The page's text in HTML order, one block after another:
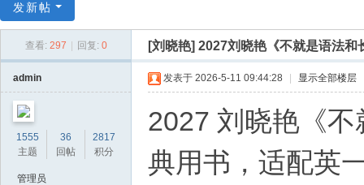
研
发新帖
查看: 297 回复: 0 [刘晓艳] 2027刘晓艳《不就是语法和
admin
1555
主题
36
回帖
2817
积分
管理员
发表于 2026-5-11 09:44:28 显示全部楼层
2027 刘晓艳《
典用书，适配英